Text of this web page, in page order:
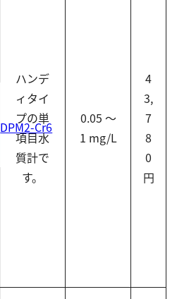
DPM2-Cr6
ハンデ
ィタイ
プの単
項目水
質計で
す。
0.05 ～
1 mg/L
4
3,
7
8
0
円